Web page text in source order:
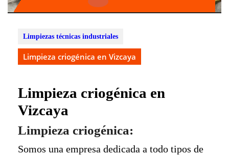
Botón
apertura
Limpiezas técnicas industriales
Limpieza criogénica en Vizcaya
Limpieza criogénica en
Vizcaya
Limpieza criogénica:
Somos una empresa dedicada a todo tipos de